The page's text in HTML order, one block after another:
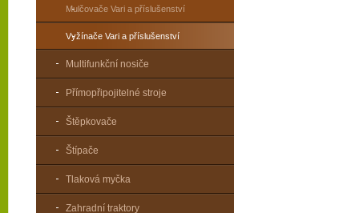
Mulčovače Vari a příslušenství
Vyžínače Vari a příslušenství
Multifunkční nosiče
Přímopřipojitelné stroje
Štěpkovače
Štípače
Tlaková myčka
Zahradní traktory